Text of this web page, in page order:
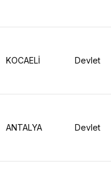
KOCAELİ Devlet
ANTALYA Devlet